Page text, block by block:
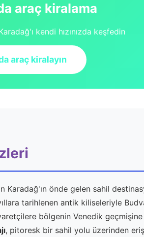
araç kiralama
kendi hızınızda keşfedin
araç kiralayın
Karadağ'ın önde gelen sahil
tarihlenen antik kiliseleriyle
bölgenin Venedik geçmişine
, pitoresk bir sahil yolu üzerinden